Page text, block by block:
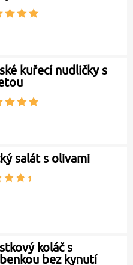
kuřecí nudličky s
salát s olivami
koláč s
bez kynutí